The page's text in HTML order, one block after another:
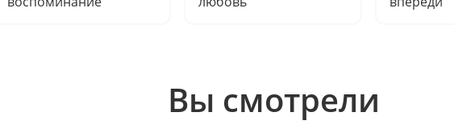
Вы смотрели